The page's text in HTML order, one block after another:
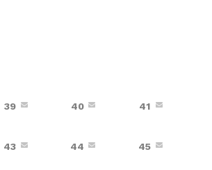
39 40 41
43 44 45